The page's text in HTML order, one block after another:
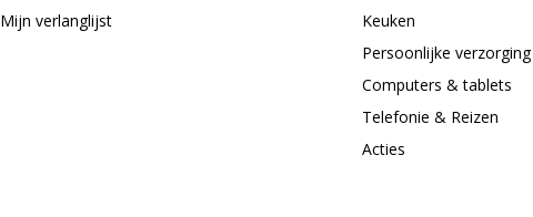
Mijn verlanglijst
Keuken
Persoonlijke verzorging
Computers & tablets
Telefonie & Reizen
Acties